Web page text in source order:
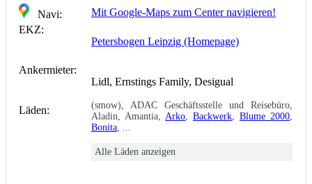
Navi:
Mit Google-Maps zum Center navigieren!
EKZ:
Petersbogen Leipzig (Homepage)
Ankermieter:
Lidl, Ernstings Family, Desigual
Läden:
(smow), ADAC Geschäftsstelle und Reisebüro,
Aladin, Amantia, Arko Backwerk Blume 2000
Bonita
Alle Läden anzeigen